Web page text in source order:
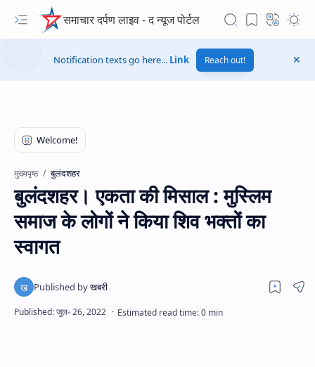
समाचार दर्पण लाइव - द न्यूज पोर्टल
Hidden Menu
Notification texts go here... Link Reach out!
मुख्यपृष्ठ बुलंदशहर
बुलंदशहर। एकता की मिसाल : मुस्लिम
समाज के लोगों ने किया शिव भक्तों का
स्वागत